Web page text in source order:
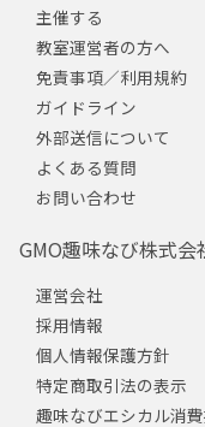
主催する
教室運営者の方へ
免責事項／利用規約
ガイドライン
外部送信について
よくある質問
お問い合わせ
GMO趣味なび株式会
運営会社
採用情報
個人情報保護方針
特定商取引法の表示
趣味なびエシカル消